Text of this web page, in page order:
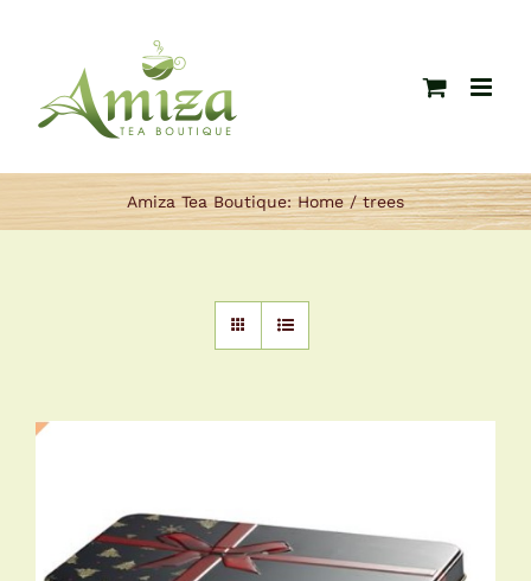
Amiza Tea Boutique: Home trees